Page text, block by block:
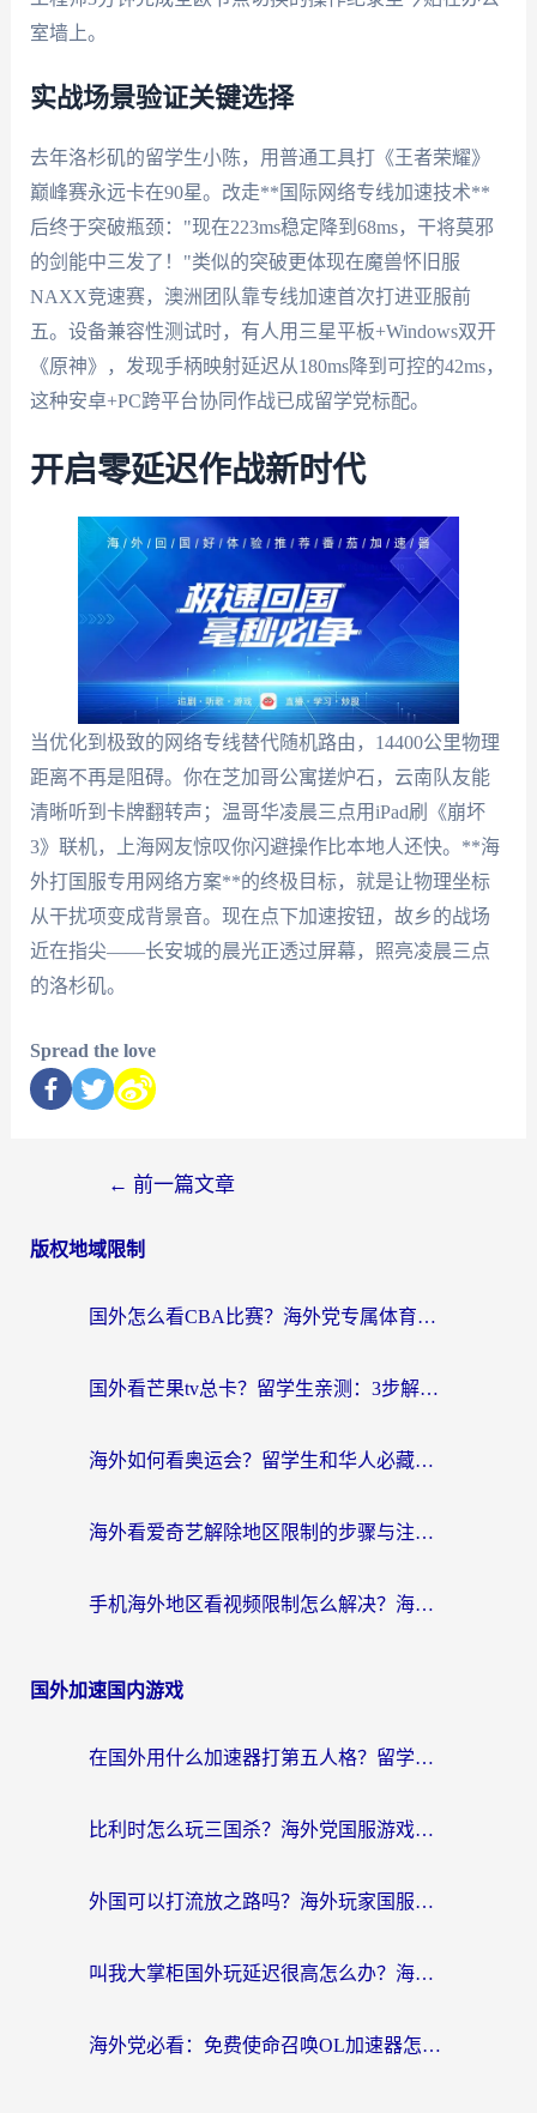
室墙上。
实战场景验证关键选择
去年洛杉矶的留学生小陈，用普通工具打《王者荣耀》
巅峰赛永远卡在90星。改走**国际网络专线加速技术**
后终于突破瓶颈："现在223ms稳定降到68ms，干将莫邪
的剑能中三发了！"类似的突破更体现在魔兽怀旧服
NAXX竞速赛，澳洲团队靠专线加速首次打进亚服前
五。设备兼容性测试时，有人用三星平板+Windows双开
《原神》，发现手柄映射延迟从180ms降到可控的42ms，
这种安卓+PC跨平台协同作战已成留学党标配。
开启零延迟作战新时代
当优化到极致的网络专线替代随机路由，14400公里物理
距离不再是阻碍。你在芝加哥公寓搓炉石，云南队友能
清晰听到卡牌翻转声；温哥华凌晨三点用iPad刷《崩坏
3》联机，上海网友惊叹你闪避操作比本地人还快。**海
外打国服专用网络方案**的终极目标，就是让物理坐标
从干扰项变成背景音。现在点下加速按钮，故乡的战场
近在指尖——长安城的晨光正透过屏幕，照亮凌晨三点
的洛杉矶。
Spread the love
← 前一篇文章
版权地域限制
国外怎么看CBA比赛？海外党专属体育直播指南，告别地区限制看球自由
国外看芒果tv总卡？留学生亲测：3步解决地域限制+流畅追剧攻略
海外如何看奥运会？留学生和华人必藏的体育赛事观看终极指南
海外看爱奇艺解除地区限制的步骤与注意事项详解：留学生必看的无卡顿追剧指南
手机海外地区看视频限制怎么解决？海外党追剧看片的实用指南
国外加速国内游戏
在国外用什么加速器打第五人格？留学生亲测：这6个功能才是关键！
比利时怎么玩三国杀？海外党国服游戏加速器终极指南（附问道CODOL优化方案）
外国可以打流放之路吗？海外玩家国服游戏畅玩终极指南（附实测推荐）
叫我大掌柜国外玩延迟很高怎么办？海外党亲测的国服游戏加速全攻略
海外党必看：免费使命召唤OL加速器怎么选？3个国服游戏加速痛点一次性解决